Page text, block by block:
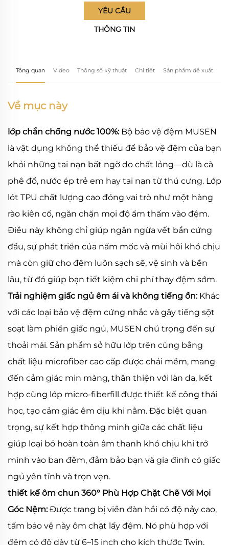
YÊU CẦU
THÔNG TIN
Tổng quan Video Thông số kỹ thuật Chi tiết Sản phẩm đề xuất
Về mục này
lớp chắn chống nước 100%: Bộ bảo vệ đệm MUSEN
là vật dụng không thể thiếu để bảo vệ đệm của bạn
khỏi những tai nạn bất ngờ do chất lỏng—dù là cà
phê đổ, nước ép trẻ em hay tai nạn từ thú cưng. Lớp
lót TPU chất lượng cao đóng vai trò như một hàng
rào kiên cố, ngăn chặn mọi độ ẩm thấm vào đệm.
Điều này không chỉ giúp ngăn ngừa vết bẩn cứng
đầu, sự phát triển của nấm mốc và mùi hôi khó chịu
mà còn giữ cho đệm luôn sạch sẽ, vệ sinh và bền
lâu, từ đó giúp bạn tiết kiệm chi phí thay đệm sớm.
Trải nghiệm giấc ngủ êm ái và không tiếng ồn: Khác
với các loại bảo vệ đệm cứng nhắc và gây tiếng sột
soạt làm phiền giấc ngủ, MUSEN chú trọng đến sự
thoải mái. Sản phẩm sở hữu lớp trên cùng bằng
chất liệu microfiber cao cấp được chải mềm, mang
đến cảm giác mịn màng, thân thiện với làn da, kết
hợp cùng lớp micro-fiberfill được thiết kế công thái
học, tạo cảm giác êm dịu khi nằm. Đặc biệt quan
trọng, sự kết hợp thông minh giữa các chất liệu
giúp loại bỏ hoàn toàn âm thanh khó chịu khi trở
mình vào ban đêm, đảm bảo bạn và gia đình có giấc
ngủ yên tĩnh và trọn vẹn.
thiết kế ôm chun 360° Phù Hợp Chặt Chẽ Với Mọi
Góc Nệm:Được trang bị viền đàn hồi có độ nảy cao,
tấm bảo vệ này ôm chặt lấy đệm. Nó phù hợp với
đệm có độ dày từ 6–15 inch cho kích thước Twin,